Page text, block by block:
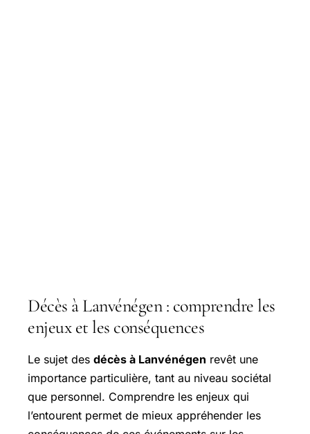
Décès à Lanvénégen : comprendre les
enjeux et les conséquences
Le sujet des décès à Lanvénégen revêt une
importance particulière, tant au niveau sociétal
que personnel. Comprendre les enjeux qui
l’entourent permet de mieux appréhender les